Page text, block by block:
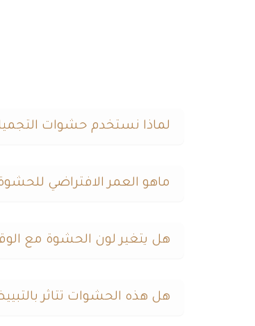
لماذا نستخدم حشوات
ماهو العمر الافتراضي
هل يتغير لون الحشوة مع
هل هذه الحشوات تتاثر